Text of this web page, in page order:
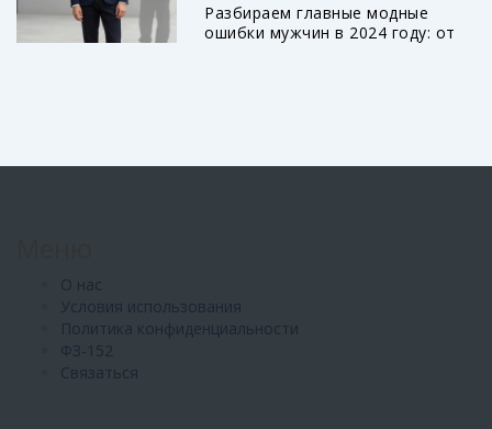
Разбираем главные модные
ошибки мужчин в 2024 году: от
О нас
Условия использования
Политика конфиденциальности
ФЗ-152
Связаться